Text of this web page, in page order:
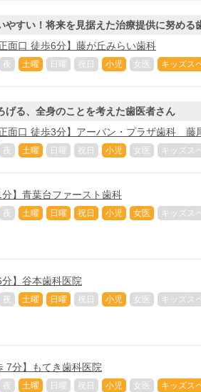
やすい！将来を見据えた治療提供に努める
面口 徒歩6分】藤が丘みらい歯科
夜 土曜 日曜 祝日 小児 女医 キッズス
げる、全身のことを考えた歯医者さん
面口 徒歩3分】アーバン・プラザ歯科 藤
夜 土曜 日曜 祝日 小児 女医 キッズス
分】青葉台ファースト歯科
夜 土曜 日曜 祝日 小児 女医 キッズス
分】谷本歯科医院
夜 土曜 日曜 祝日 小児 女医 キッズス
7分】もてき歯科医院
夜 土曜 日曜 祝日 小児 女医 キッズス